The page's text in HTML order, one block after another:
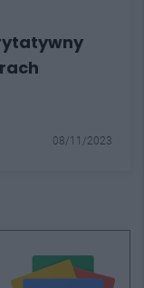
08/11/2023